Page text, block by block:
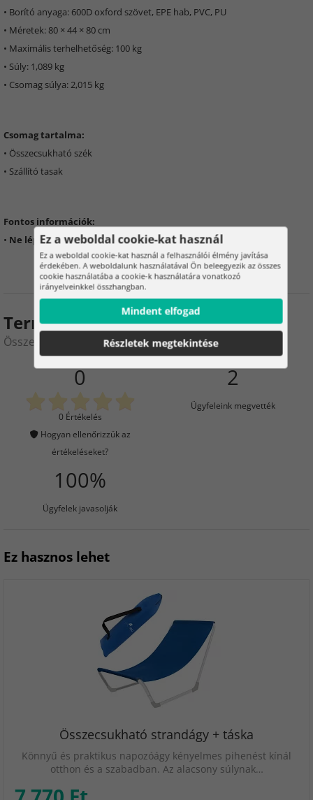
• Borító anyaga: 600D oxford szövet, EPE hab, PVC, PU
• Méretek: 80 × 44 × 80 cm
• Maximális terhelhetőség: 100 kg
• Súly: 1,089 kg
• Csomag súlya: 2,015 kg
Csomag tartalma:
• Összecsukható szék
• Szállító tasak
Fontos információk:
• Ne lépje túl a maximális terhelhetőséget, ami 100 kg
Termékértékelés
Összecsukható horgászszék – fekete kemping szék
0
0 Értékelés
Hogyan ellenőrizzük az
értékeléseket?
2
Ügyfeleink megvették
100%
Ügyfelek javasolják
Ez hasznos lehet
Összecsukható strandágy + táska
Könnyű és praktikus napozóágy kényelmes pihenést kínál
otthon és a szabadban. Az alacsony súlynak…
Ez a weboldal cookie-kat használ
Ez a weboldal cookie-kat használ a felhasználói élmény javítása
érdekében. A weboldalunk használatával Ön beleegyezik az összes
cookie használatába a cookie-k használatára vonatkozó
irányelveinkkel összhangban.
Mindent elfogad
Részletek megtekintése